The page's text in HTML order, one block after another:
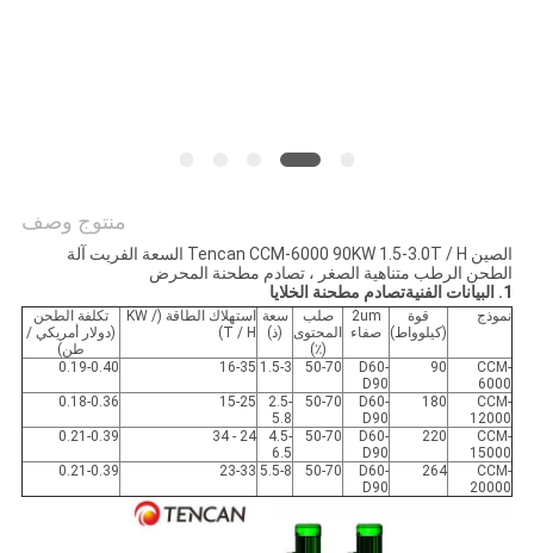
منتوج وصف
الصين Tencan CCM-6000 90KW 1.5-3.0T / H السعة الفريت آلة
الطحن الرطب متناهية الصغر ، تصادم مطحنة المحرض
1. البيانات الفنية
تصادم مطحنة الخلايا
نموذج
قوة
(كيلوواط)
2um
صفاء
صلب
المحتوى
(٪)
سعة
(ذ)
استهلاك الطاقة (KW /
T / H)
تكلفة الطحن
(دولار أمريكي /
طن)
CCM-
6000
90
D60-
D90
50-70
1.5-3
16-35
0.19-0.40
CCM-
12000
180
D60-
D90
50-70
2.5-
5.8
15-25
0.18-0.36
CCM-
15000
220
D60-
D90
50-70
4.5-
6.5
24 - 34
0.21-0.39
CCM-
20000
264
D60-
D90
50-70
5.5-8
23-33
0.21-0.39